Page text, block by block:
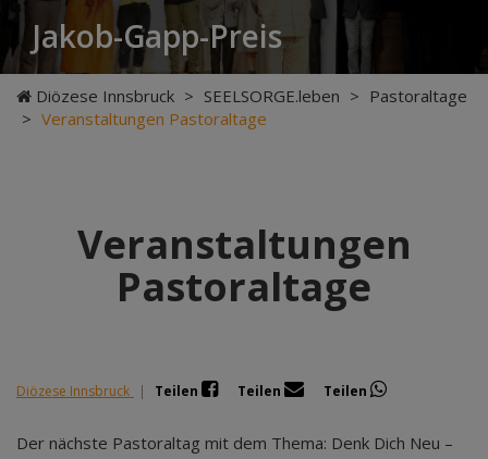
Jakob-Gapp-Preis
Diözese Innsbruck > SEELSORGE.leben > Pastoraltage
> Veranstaltungen Pastoraltage
Veranstaltungen
Pastoraltage
Diözese Innsbruck | Teilen Teilen Teilen
Der nächste Pastoraltag mit dem Thema: Denk Dich Neu –